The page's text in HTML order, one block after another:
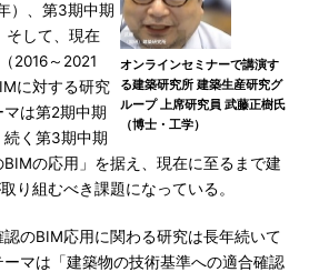
オンラインセミナーで講演す
る建築研究所 建築生産研究グ
ループ 上席研究員 武藤正樹氏
（博士・工学）
）、第3期中期
そして、現在
2016～2021
に対する研究
は第2期中期
く第3期中期
の応用」を据え、現在に至るまで建
り組むべき課題になっている。
のBIM応用に関わる研究は長年続いて
マは「建築物の技術基準への適合確認